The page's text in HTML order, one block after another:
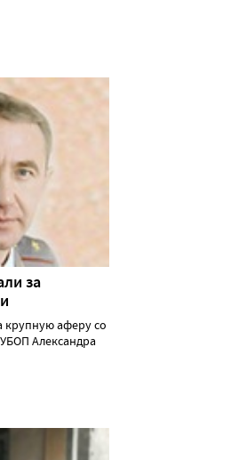
за
крупную аферу со
Александра